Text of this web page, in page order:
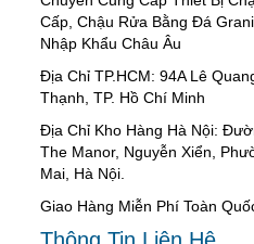
Cấp, Chậu Rửa Bằng Đá
Nhập Khẩu Châu Âu
Địa Chỉ TP.HCM: 94A Lê
Thạnh, TP. Hồ Chí Minh
Địa Chỉ Kho Hàng Hà Nội:
The Manor, Nguyễn Xiển,
Mai, Hà Nội.
Giao Hàng Miễn Phí Toàn